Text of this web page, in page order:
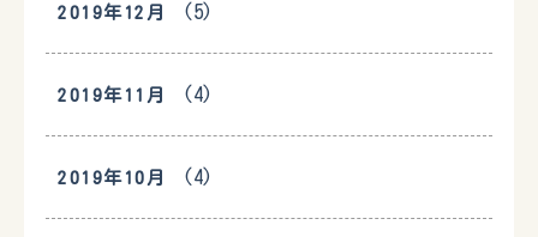
2019年12月 (5)
2019年11月 (4)
2019年10月 (4)